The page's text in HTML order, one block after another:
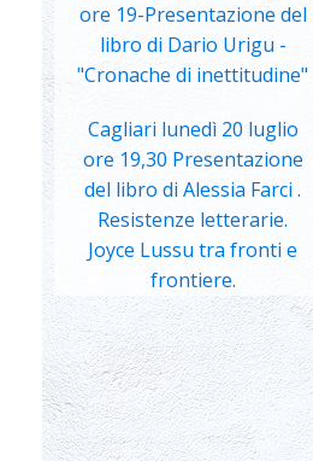
ore 19-Presentazione del
libro di Dario Urigu -
"Cronache di inettitudine"
Cagliari lunedì 20 luglio
ore 19,30 Presentazione
del libro di Alessia Farci .
Resistenze letterarie.
Joyce Lussu tra fronti e
frontiere.